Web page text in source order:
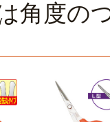
角度の